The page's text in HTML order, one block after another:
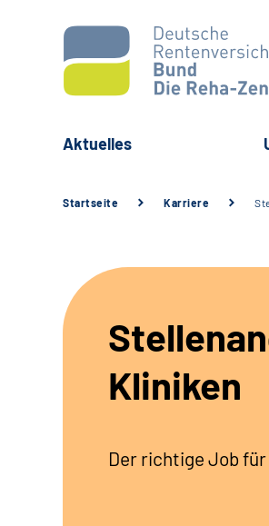
Aktuelles
Startseite Karriere
Kliniken
Der richtige Job für